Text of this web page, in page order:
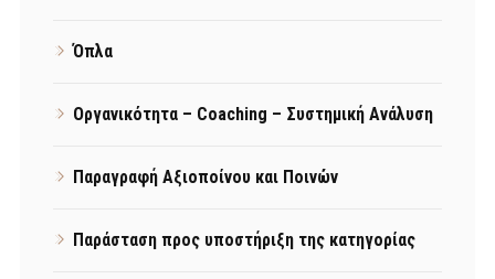
Όπλα
Οργανικότητα – Coaching – Συστημική Ανάλυση
Παραγραφή Αξιοποίνου και Ποινών
Παράσταση προς υποστήριξη της κατηγορίας